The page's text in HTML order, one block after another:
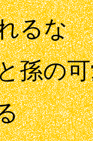
るな
孫の